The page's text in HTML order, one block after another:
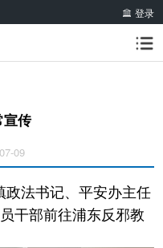
登录
传
09
法书记、平安办主任
干部前往浦东反邪教